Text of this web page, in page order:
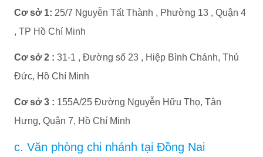
Cơ sở 1: 25/7 Nguyễn Tất Thành , Phường 13 , Quận 4
, TP Hồ Chí Minh
Cơ sở 2 : 31-1 , Đường số 23 , Hiệp Bình Chánh, Thủ
Đức, Hồ Chí Minh
Cơ sở 3 : 155A/25 Đường Nguyễn Hữu Thọ, Tân
Hưng, Quận 7, Hồ Chí Minh
c. Văn phòng chi nhánh tại Đồng Nai